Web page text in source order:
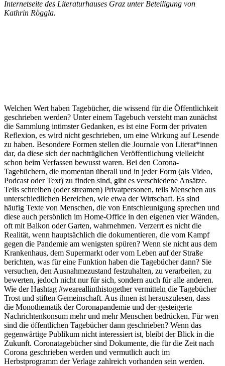
Internetseite des Literaturhauses Graz unter Beteiligung von
Kathrin Röggla.
Welchen Wert haben Tagebücher, die wissend für die Öffentlichkeit
geschrieben werden? Unter einem Tagebuch versteht man zunächst
die Sammlung intimster Gedanken, es ist eine Form der privaten
Reflexion, es wird nicht geschrieben, um eine Wirkung auf Lesende
zu haben. Besondere Formen stellen die Journale von Literat*innen
dar, da diese sich der nachträglichen Veröffentlichung vielleicht
schon beim Verfassen bewusst waren. Bei den Corona-
Tagebüchern, die momentan überall und in jeder Form (als Video,
Podcast oder Text) zu finden sind, gibt es verschiedene Ansätze.
Teils schreiben (oder streamen) Privatpersonen, teils Menschen aus
unterschiedlichen Bereichen, wie etwa der Wirtschaft. Es sind
häufig Texte von Menschen, die von Entschleunigung sprechen und
diese auch persönlich im Home-Office in den eigenen vier Wänden,
oft mit Balkon oder Garten, wahrnehmen. Verzerrt es nicht die
Realität, wenn hauptsächlich die dokumentieren, die vom Kampf
gegen die Pandemie am wenigsten spüren? Wenn sie nicht aus dem
Krankenhaus, dem Supermarkt oder vom Leben auf der Straße
berichten, was für eine Funktion haben die Tagebücher dann? Sie
versuchen, den Ausnahmezustand festzuhalten, zu verarbeiten, zu
bewerten, jedoch nicht nur für sich, sondern auch für alle anderen.
Wie der Hashtag #weareallinthistogether vermitteln die Tagebücher
Trost und stiften Gemeinschaft. Aus ihnen ist herauszulesen, dass
die Monothematik der Coronapandemie und der gesteigerte
Nachrichtenkonsum mehr und mehr Menschen bedrücken. Für wen
sind die öffentlichen Tagebücher dann geschrieben? Wenn das
gegenwärtige Publikum nicht interessiert ist, bleibt der Blick in die
Zukunft. Coronatagebücher sind Dokumente, die für die Zeit nach
Corona geschrieben werden und vermutlich auch im
Herbstprogramm der Verlage zahlreich vorhanden sein werden.